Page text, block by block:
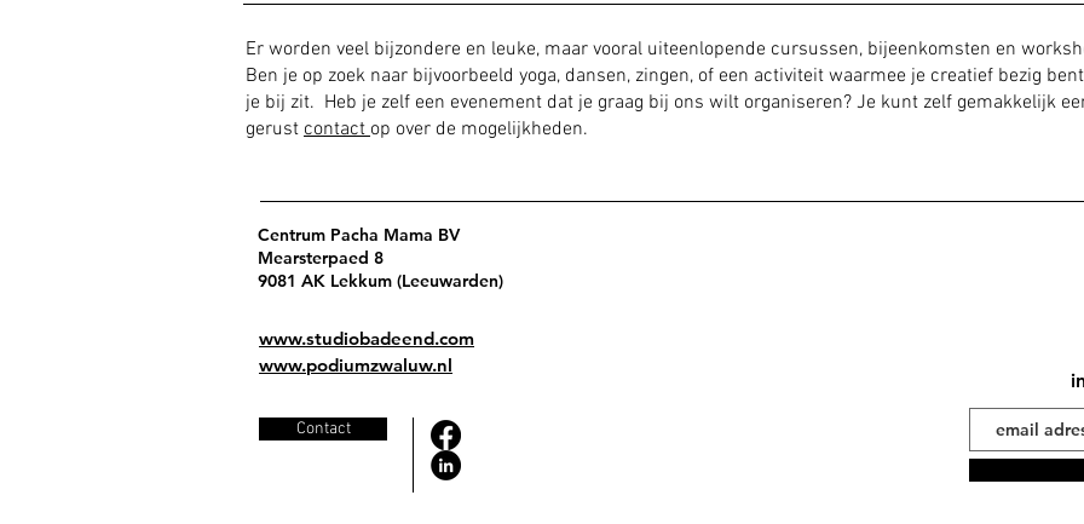
Er worden veel bijzondere en leuke, maar vooral uiteenlopende cursussen, bijeenkomsten en
Ben je op zoek naar bijvoorbeeld yoga, dansen, zingen, of een activiteit waarmee je creatief bezig
je bij zit. Heb je zelf een evenement dat je graag bij ons wilt organiseren? Je kunt zelf gemakkelijk
gerust contactop over de mogelijkheden.
Centrum Pacha Mama BV
Mearsterpaed 8
9081 AK Lekkum (Leeuwarden)
www.studiobadeend.com
www.podiumzwaluw.nl
Contact